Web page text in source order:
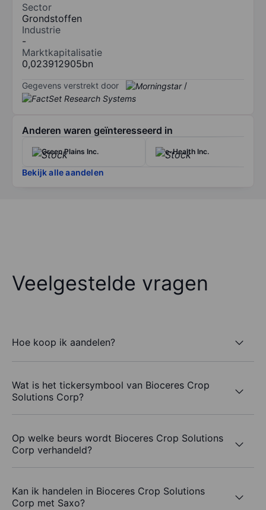
Sector
Grondstoffen
Industrie
-
Marktkapitalisatie
0,023912905bn
Gegevens verstrekt door /
Anderen waren geïnteresseerd in
Green Plains Inc. e-Health Inc.
Bekijk alle aandelen
Veelgestelde vragen
Hoe koop ik aandelen?
Wat is het tickersymbool van Bioceres Crop
Solutions Corp?
Op welke beurs wordt Bioceres Crop Solutions
Corp verhandeld?
Kan ik handelen in Bioceres Crop Solutions
Corp met Saxo?